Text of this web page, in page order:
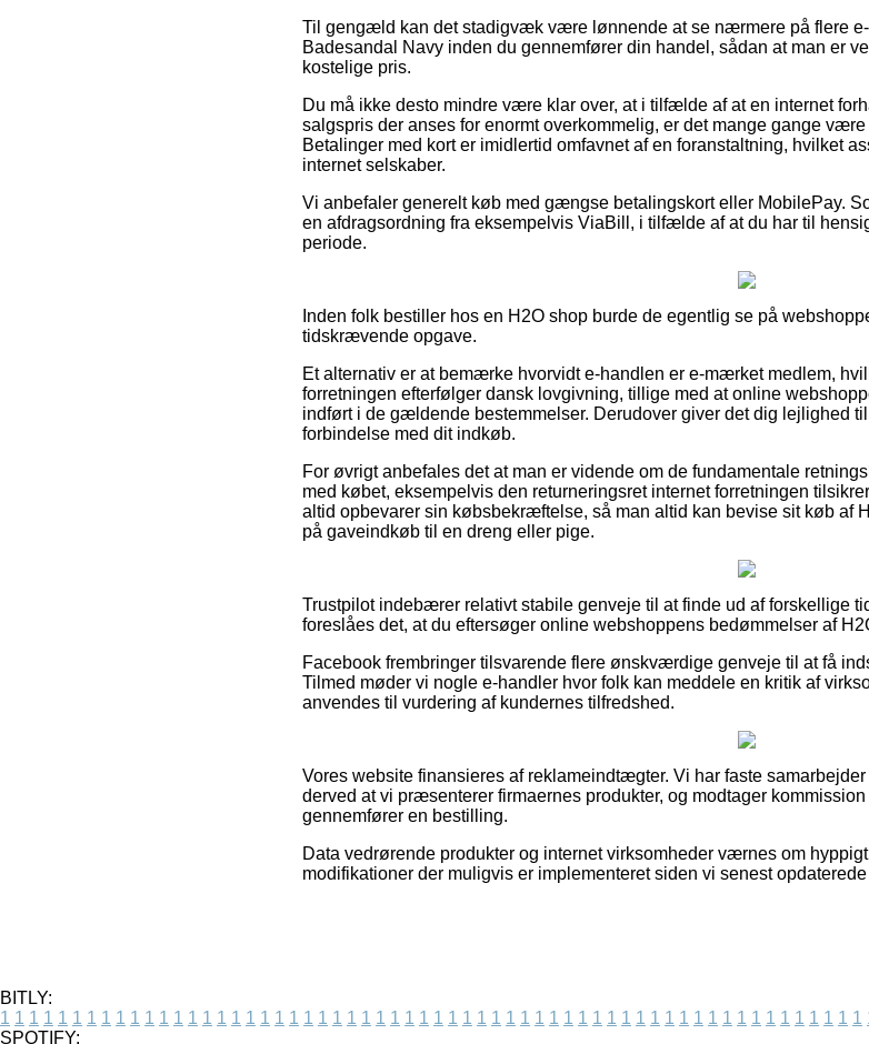
Til gengæld kan det stadigvæk være lønnende at se nærmere på flere
Badesandal Navy inden du gennemfører din handel, sådan at man er
kostelige pris.
Du må ikke desto mindre være klar over, at i tilfælde af at en internet
salgspris der anses for enormt overkommelig, er det mange gange
Betalinger med kort er imidlertid omfavnet af en foranstaltning, hvilket
internet selskaber.
Vi anbefaler generelt køb med gængse betalingskort eller MobilePay.
en afdragsordning fra eksempelvis ViaBill, i tilfælde af at du har til
periode.
Inden folk bestiller hos en H2O shop burde de egentlig se på
tidskrævende opgave.
Et alternativ er at bemærke hvorvidt e-handlen er e-mærket medlem,
forretningen efterfølger dansk lovgivning, tillige med at online
indført i de gældende bestemmelser. Derudover giver det dig lejlighed
forbindelse med dit indkøb.
For øvrigt anbefales det at man er vidende om de fundamentale
med købet, eksempelvis den returneringsret internet forretningen
altid opbevarer sin købsbekræftelse, så man altid kan bevise sit køb af
på gaveindkøb til en dreng eller pige.
Trustpilot indebærer relativt stabile genveje til at finde ud af forskellige
foreslåes det, at du eftersøger online webshoppens bedømmelser af
Facebook frembringer tilsvarende flere ønskværdige genveje til at få
Tilmed møder vi nogle e-handler hvor folk kan meddele en kritik af
anvendes til vurdering af kundernes tilfredshed.
Vores website finansieres af reklameindtægter. Vi har faste
derved at vi præsenterer firmaernes produkter, og modtager
gennemfører en bestilling.
Data vedrørende produkter og internet virksomheder værnes om
modifikationer der muligvis er implementeret siden vi senest
BITLY:
1 1 1 1 1 1 1 1 1 1 1 1 1 1 1 1 1 1 1 1 1 1 1 1 1 1 1 1 1 1 1 1 1 1 1 1 1 1 1 1 1 1 1 1 1 1 1 1 1 1 1 1 1 1 1 1 1 1 1 1
SPOTIFY: